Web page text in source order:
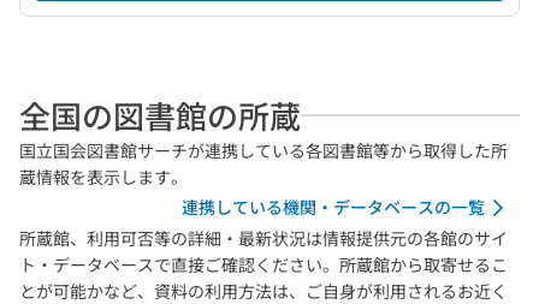
全国の図書館の所蔵
国立国会図書館サーチが連携している各図書館等から取得した所
蔵情報を表示します。
連携している機関・データベースの一覧
所蔵館、利用可否等の詳細・最新状況は情報提供元の各館のサイ
ト・データベースで直接ご確認ください。所蔵館から取寄せるこ
とが可能かなど、資料の利用方法は、ご自身が利用されるお近く